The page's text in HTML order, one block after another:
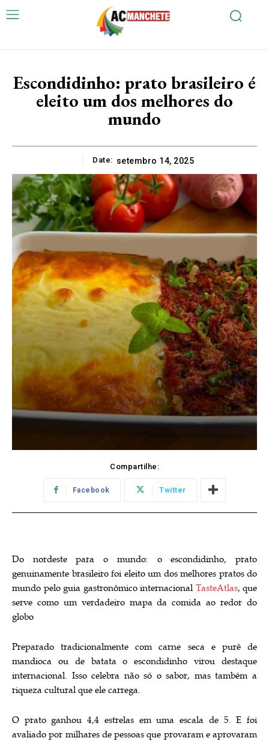
Escondidinho: prato brasileiro é
eleito um dos melhores do
mundo
Date: setembro 14, 2025
Compartilhe:
Facebook Twitter
Do nordeste para o mundo: o escondidinho, prato
genuinamente brasileiro foi eleito um dos melhores pratos do
mundo pelo guia gastronômico internacional TasteAtlas, que
serve como um verdadeiro mapa da comida ao redor do
globo
Preparado tradicionalmente com carne seca e purê de
mandioca ou de batata o escondidinho virou destaque
internacional. Isso celebra não só o sabor, mas também a
riqueza cultural que ele carrega.
O prato ganhou 4,4 estrelas em uma escala de 5. E foi
avaliado por milhares de pessoas que provaram e aprovaram